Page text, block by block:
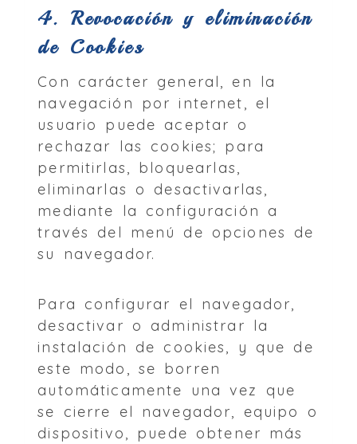
4. Revocación y eliminación
de Cookies
Con carácter general, en la
navegación por internet, el
usuario puede aceptar o
rechazar las cookies; para
permitirlas, bloquearlas,
eliminarlas o desactivarlas,
mediante la configuración a
través del menú de opciones de
su navegador.
Para configurar el navegador,
desactivar o administrar la
instalación de cookies, y que de
este modo, se borren
automáticamente una vez que
se cierre el navegador, equipo o
dispositivo, puede obtener más